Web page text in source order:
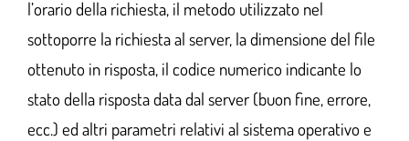
l’orario della richiesta, il metodo utilizzato nel
sottoporre la richiesta al server, la dimensione del file
ottenuto in risposta, il codice numerico indicante lo
stato della risposta data dal server (buon fine, errore,
ecc.) ed altri parametri relativi al sistema operativo e